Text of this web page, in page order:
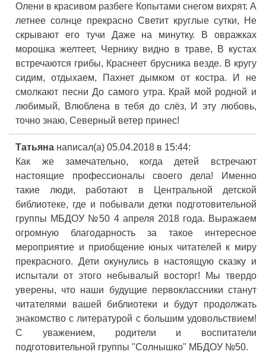
Олени в красивом разбеге Копытами снегом вихрят. А
летнее солнце прекрасно Светит круглые сутки, Не
скрывают его тучи Даже на минутку. В овражках
морошка желтеет, Чернику видно в траве, В кустах
встречаются грибы, Краснеет брусника везде. В кругу
сидим, отдыхаем, Пахнет дымком от костра. И не
смолкают песни До самого утра. Край мой родной и
любимый, Влюблена в тебя до слёз, И эту любовь,
точно знаю, Северный ветер принес!
Татьяна написал(а) 05.04.2018 в 15:44:
Как же замечательно, когда детей встречают
настоящие профессионалы своего дела! Именно
такие люди, работают в Центральной детской
библиотеке, где и побывали детки подготовительной
группы МБДОУ №50 4 апреля 2018 года. Выражаем
огромную благодарность за такое интересное
мероприятие и приобщение юных читателей к миру
прекрасного. Дети окунулись в настоящую сказку и
испытали от этого небывалый восторг! Мы твердо
уверены, что наши будущие первоклассники станут
читателями вашей библиотеки и будут продолжать
знакомство с литературой с большим удовольствием!
С уважением, родители и воспитатели
подготовительной группы "Солнышко" МБДОУ №50.